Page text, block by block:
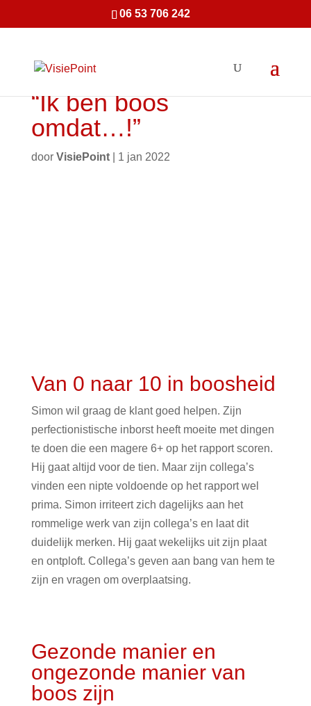
06 53 706 242
“Ik ben boos
omdat…!”
door VisiePoint| 1 jan 2022
Van 0 naar 10 in boosheid
Simon wil graag de klant goed helpen. Zijn
perfectionistische inborst heeft moeite met dingen
te doen die een magere 6+ op het rapport scoren.
Hij gaat altijd voor de tien. Maar zijn collega’s
vinden een nipte voldoende op het rapport wel
prima. Simon irriteert zich dagelijks aan het
rommelige werk van zijn collega’s en laat dit
duidelijk merken. Hij gaat wekelijks uit zijn plaat
en ontploft. Collega’s geven aan bang van hem te
zijn en vragen om overplaatsing.
Gezonde manier en
ongezonde manier van
boos zijn